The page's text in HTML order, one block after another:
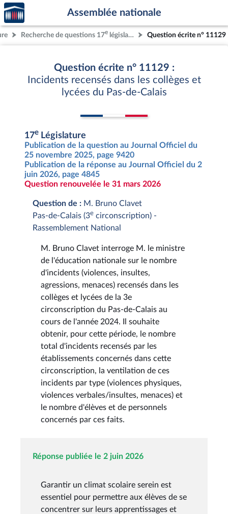
Aller au contenu
Aller en bas de la page
Accèder
à la
page
d'accueil
Assemblée nationale
Recherche de questions 17e législature Question écrite n° 11129
Question écrite n° 11129 :
Incidents recensés dans les collèges et
lycées du Pas-de-Calais
17e Législature
Publication de la question au Journal Officiel du
25 novembre 2025, page 9420
Publication de la réponse au Journal Officiel du 2
juin 2026, page 4845
Question renouvelée le 31 mars 2026
Question de : M. Bruno Clavet
Pas-de-Calais (3e circonscription) -
Rassemblement National
M. Bruno Clavet interroge M. le ministre
de l'éducation nationale sur le nombre
d'incidents (violences, insultes,
agressions, menaces) recensés dans les
collèges et lycées de la 3e
circonscription du Pas-de-Calais au
cours de l'année 2024. Il souhaite
obtenir, pour cette période, le nombre
total d'incidents recensés par les
établissements concernés dans cette
circonscription, la ventilation de ces
incidents par type (violences physiques,
violences verbales/insultes, menaces) et
le nombre d'élèves et de personnels
concernés par ces faits.
Réponse publiée le 2 juin 2026
Garantir un climat scolaire serein est
essentiel pour permettre aux élèves de se
concentrer sur leurs apprentissages et